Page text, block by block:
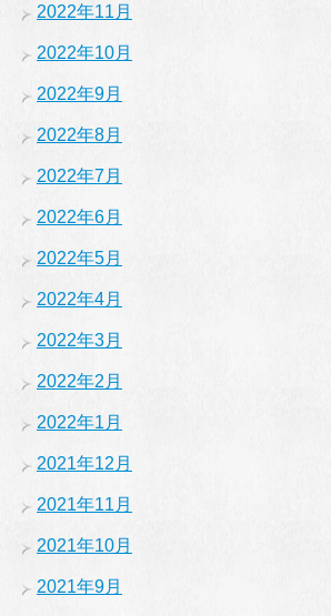
2022年11月
2022年10月
2022年9月
2022年8月
2022年7月
2022年6月
2022年5月
2022年4月
2022年3月
2022年2月
2022年1月
2021年12月
2021年11月
2021年10月
2021年9月